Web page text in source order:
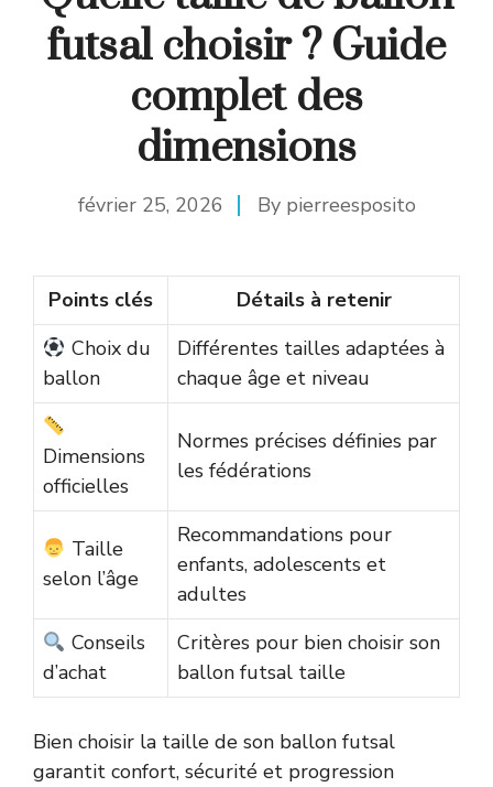
futsal choisir ? Guide
complet des
dimensions
février 25, 2026 By pierreesposito
Points clés
Détails à retenir
Choix du
ballon
Différentes tailles adaptées à
chaque âge et niveau
Dimensions
officielles
Normes précises définies par
les fédérations
Taille
selon l’âge
Recommandations pour
enfants, adolescents et
adultes
Conseils
d’achat
Critères pour bien choisir son
ballon futsal taille
Bien choisir la taille de son ballon futsal
garantit confort, sécurité et progression